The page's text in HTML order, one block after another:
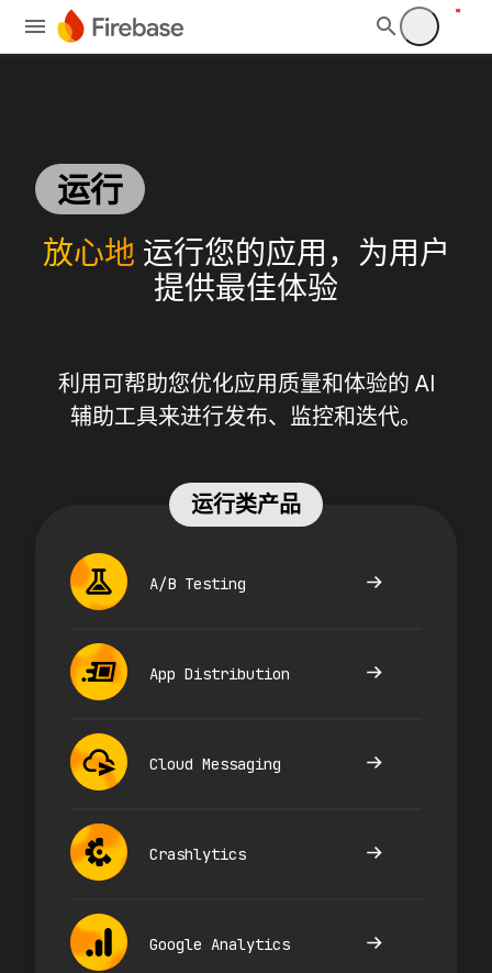
运行
放心地 运行您的应用，为用户
提供最佳体验
利用可帮助您优化应用质量和体验的 AI
辅助工具来进行发布、监控和迭代。
运行类产品
A/B Testing
App Distribution
Cloud Messaging
Crashlytics
Google Analytics